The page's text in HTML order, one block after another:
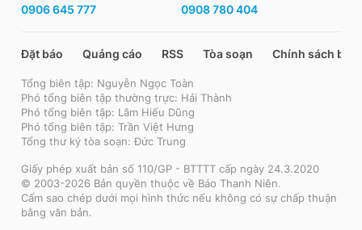
0906 645 777 0908 780 404
Đặt báo Quảng cáo RSS Tòa soạn Chính sách bảo
Tổng biên tập: Nguyễn Ngọc Toàn
Phó tổng biên tập thường trực: Hải Thành
Phó tổng biên tập: Lâm Hiếu Dũng
Phó tổng biên tập: Trần Việt Hưng
Tổng thư ký tòa soạn: Đức Trung
Giấy phép xuất bản số 110/GP - BTTTT cấp ngày 24.3.2020
© 2003-2026 Bản quyền thuộc về Báo Thanh Niên.
Cấm sao chép dưới mọi hình thức nếu không có sự chấp thuận
bằng văn bản.